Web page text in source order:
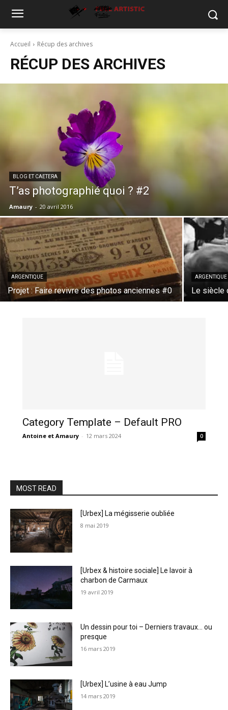
Accueil Récup des archives
RÉCUP DES ARCHIVES
BLOG ET CAETERA
T’as photographié quoi ? #2
Amaury - 20 avril 2016
ARGENTIQUE
Projet : Faire revivre des photos anciennes #0
ARGENTIQUE
Le siècle
Category Template – Default PRO
Antoine et Amaury - 12 mars 2024 0
MOST READ
[Urbex] La mégisserie oubliée
8 mai 2019
[Urbex & histoire sociale] Le lavoir à
charbon de Carmaux
19 avril 2019
Un dessin pour toi – Derniers travaux… ou
presque
16 mars 2019
[Urbex] L’usine à eau Jump
14 mars 2019